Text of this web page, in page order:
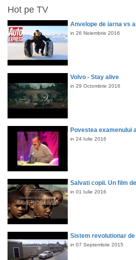
Hot pe TV
Anvelope de iarna vs
in 26 Noiembrie 2016
Volvo - Stay alive
in 29 Octombrie 2016
Povestea examenului
in 24 Iulie 2016
Salvati copii. Un film
in 01 Iulie 2016
Sistem revolutionar
in 07 Septembrie 2015